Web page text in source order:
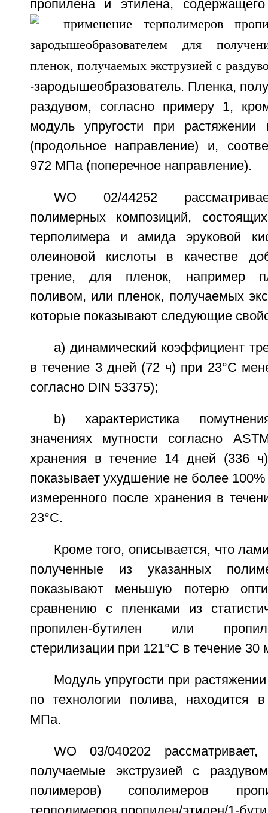
пропилена и этилена,
-зародышеобразователь. Пленка,
раздувом, согласно примеру 1,
модуль упругости при
(продольное направление) и,
972 МПа (поперечное направление).
WO 02/44252
полимерных композиций,
терполимера и амида эруковой
олеиновой кислоты в качестве
трение, для пленок, например
поливом, или пленок, получаемых
которые показывают следующие
а) динамический коэффициент
в течение 3 дней (72 ч) при 23°C
согласно DIN 53375);
b) характеристика
значениях мутности согласно
хранения в течение 14 дней (336
показывает ухудшение не более 100%
измеренного после хранения в
23°C.
Кроме того, описывается, что
полученные из указанных
показывают меньшую потерю
сравнению с пленками из
пропилен-бутилен или
стерилизации при 121°C в течение 30
Модуль упругости при
по технологии полива, находится
МПа.
WO 03/040202
получаемые экструзией с
полимеров) сополимеров